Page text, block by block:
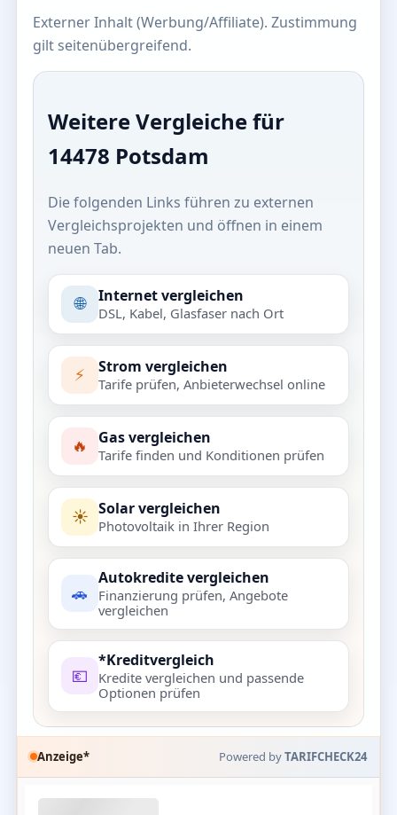
Externer Inhalt (Werbung/Affiliate). Zustimmung
gilt seitenübergreifend.
Weitere Vergleiche für
14478 Potsdam
Die folgenden Links führen zu externen
Vergleichsprojekten und öffnen in einem
neuen Tab.
🌐 Internet vergleichen
DSL, Kabel, Glasfaser nach Ort
⚡ Strom vergleichen
Tarife prüfen, Anbieterwechsel online
🔥 Gas vergleichen
Tarife finden und Konditionen prüfen
☀️ Solar vergleichen
Photovoltaik in Ihrer Region
🚗
Autokredite vergleichen
Finanzierung prüfen, Angebote
vergleichen
💶
*Kreditvergleich
Kredite vergleichen und passende
Optionen prüfen
Anzeige* Powered byTARIFCHECK24